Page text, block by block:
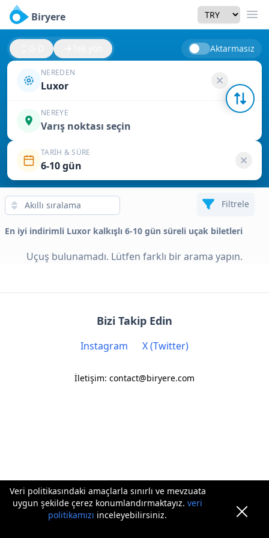
Veri politikasındaki amaçlarla sınırlı ve mevzuata
uygun şekilde çerez konumlandırmaktayız.veri
politikamızı inceleyebilirsiniz.
Biryere Currency
Aktarmasız
NEREDEN
Luxor
NEREYE
Varış noktası seçin
TARIH & SÜRE
6-10 gün
Filtrele
En iyi indirimli Luxor kalkışlı 6-10 gün süreli uçak biletleri
Uçuş bulunamadı. Lütfen farklı bir arama yapın.
Bizi Takip Edin
Instagram X (Twitter)
İletişim: contact@biryere.com